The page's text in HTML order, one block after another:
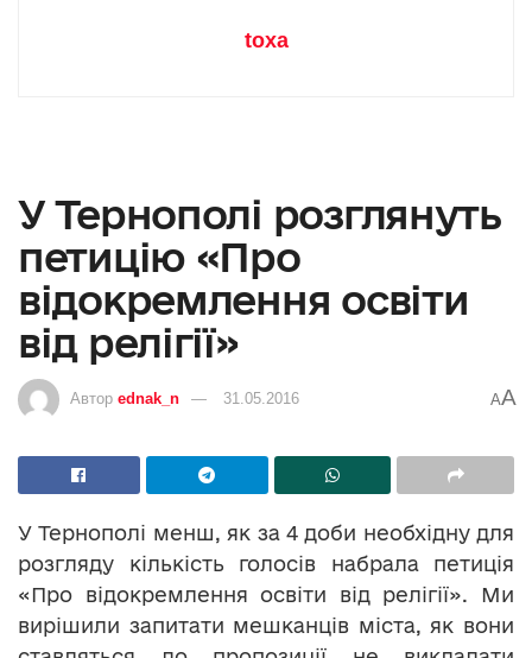
toxa
У Тернополі розглянуть
петицію «Про
відокремлення освіти
від релігії»
Автор ednak_n 31.05.2016 AA
У Тернополі менш, як за 4 доби необхідну для
розгляду кількість голосів набрала петиція
«Про відокремлення освіти від релігії». Ми
вирішили запитати мешканців міста, як вони